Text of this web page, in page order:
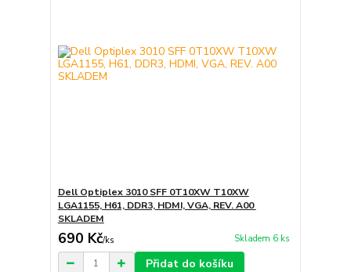
Dell Optiplex 3010 SFF 0T10XW T10XW
LGA1155, H61, DDR3, HDMI, VGA, REV. A00
SKLADEM
690 Kč/ks Skladem 6 ks
Přidat do košíku